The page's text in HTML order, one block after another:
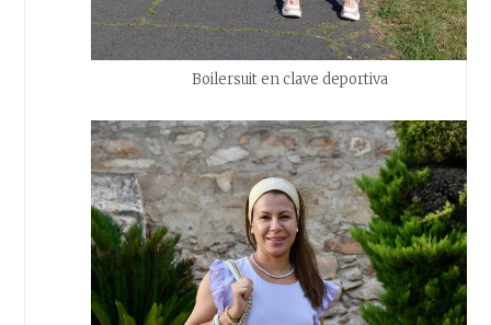
Boilersuit en clave deportiva